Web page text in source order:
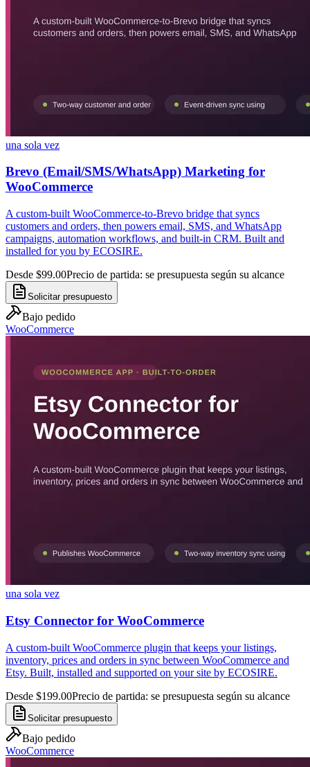
una sola vez
Brevo (Email/SMS/WhatsApp) Marketing for
WooCommerce
A custom-built WooCommerce-to-Brevo bridge that syncs
customers and orders, then powers email, SMS, and WhatsApp
campaigns, automation workflows, and built-in CRM. Built and
installed for you by ECOSIRE.
Desde $99.00Precio de partida: se presupuesta según su alcance
Solicitar presupuesto
Bajo pedido
WooCommerce
una sola vez
Etsy Connector for WooCommerce
A custom-built WooCommerce plugin that keeps your listings,
inventory, prices and orders in sync between WooCommerce and
Etsy. Built, installed and supported on your site by ECOSIRE.
Desde $199.00Precio de partida: se presupuesta según su alcance
Solicitar presupuesto
Bajo pedido
WooCommerce